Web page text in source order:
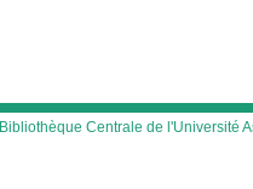
Bibliothèque Centrale de l'Université